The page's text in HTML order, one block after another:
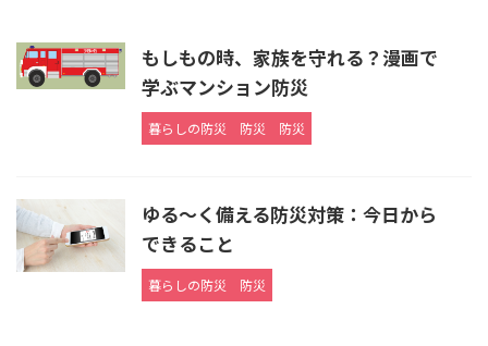
もしもの時、家族を守れる？漫画で
学ぶマンション防災
暮らしの防災 防災 防災
ゆる～く備える防災対策：今日から
できること
暮らしの防災 防災